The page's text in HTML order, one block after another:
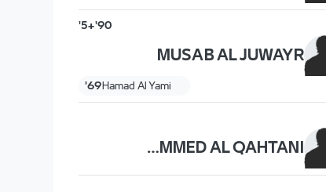
90'+5'
MUSAB AL JUWAYR
Hamad Al Yami
69'
MOHAMMED AL QAHTANI